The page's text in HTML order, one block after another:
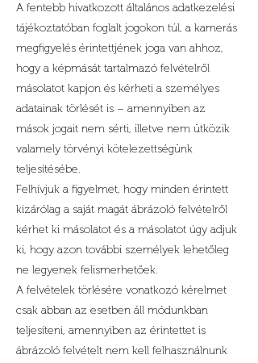
A fentebb hivatkozott általános adatkezelési
tájékoztatóban foglalt jogokon túl, a kamerás
megfigyelés érintettjének joga van ahhoz,
hogy a képmását tartalmazó felvételről
másolatot kapjon és kérheti a személyes
adatainak törlését is – amennyiben az
mások jogait nem sérti, illetve nem ütközik
valamely törvényi kötelezettségünk
teljesítésébe.
Felhívjuk a figyelmet, hogy minden érintett
kizárólag a saját magát ábrázoló felvételről
kérhet ki másolatot és a másolatot úgy adjuk
ki, hogy azon további személyek lehetőleg
ne legyenek felismerhetőek.
A felvételek törlésére vonatkozó kérelmet
csak abban az esetben áll módunkban
teljesíteni, amennyiben az érintettet is
ábrázoló felvételt nem kell felhasználnunk